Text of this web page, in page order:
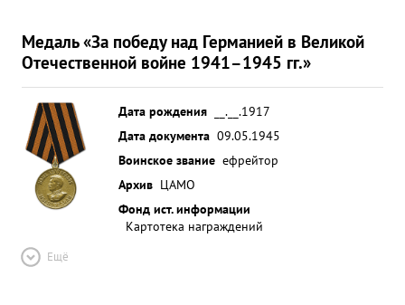
Медаль «За победу над Германией в Великой
Отечественной войне 1941–1945 гг.»
Дата рождения
__.__.1917
Дата документа 09.05.1945
Воинское звание ефрейтор
Архив ЦАМО
Фонд ист. информации
Картотека награждений
Ещё